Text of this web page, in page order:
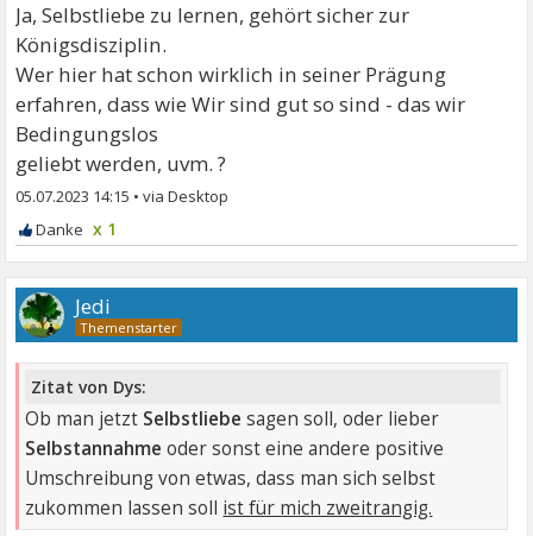
Ja, Selbstliebe zu lernen, gehört sicher zur
Königsdisziplin.
Wer hier hat schon wirklich in seiner Prägung
erfahren, dass wie Wir sind gut so sind - das wir
Bedingungslos
geliebt werden, uvm. ?
05.07.2023 14:15 •
x 1
Jedi
Zitat von Dys:
Ob man jetzt Selbstliebe sagen soll, oder lieber
Selbstannahme oder sonst eine andere positive
Umschreibung von etwas, dass man sich selbst
zukommen lassen soll ist für mich zweitrangig.